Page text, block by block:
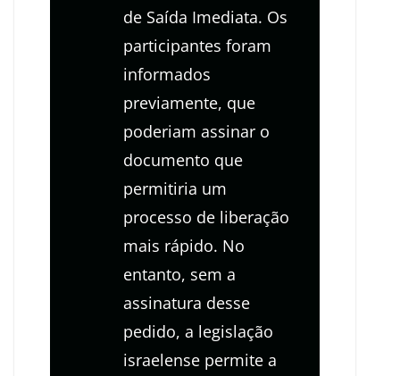
de Saída Imediata. Os
participantes foram
informados
previamente, que
poderiam assinar o
documento que
permitiria um
processo de liberação
mais rápido. No
entanto, sem a
assinatura desse
pedido, a legislação
israelense permite a